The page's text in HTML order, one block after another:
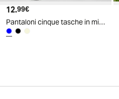
Prezzo attuale
12.99€
Pantaloni cinque tasche in misto cotone - Blu